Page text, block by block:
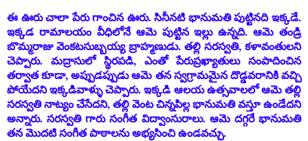
ఈ ఊరు చాలా పేరు గాంచిన ఊరు. సినీనటి భానుమతి పుట్టినది ఇక్కడే.
ఇక్కడ రామాలయం వీధిలోనే ఆమె పుట్టిన ఇల్లు ఉన్నది. ఆమె తండ్రి
బొమ్మరాజు వెంకటసుబ్బయ్య బ్రాహ్మణుడు. తల్లి సరస్వతి, కళావంతులని
చెప్పారు. మద్రాసులో స్థిరపడి, ఎంతో పేరుప్రఖ్యాతులు సంపాదించిన
తర్వాత కూడా, అప్పుడప్పుడు ఆమె తన స్వగ్రామమైన దొడ్డవరానికి వచ్చి
పోయేదని ఇక్కడివాళ్ళు చెప్పారు. ఇక్కడి ఆలయ ఉత్సవాలలో ఆమె తల్లి
సరస్వతి నాట్యం చేసేదని,తల్లి వెంట చిన్నపిల్ల భానుమతి వస్తూ ఉండేదని
అన్నారు. సరస్వతి గారు సంగీత విద్వాంసురాలు. ఆమె దగ్గరే భానుమతి
తన మొదటి సంగీత పాఠాలను అభ్యసించి ఉండవచ్చు.